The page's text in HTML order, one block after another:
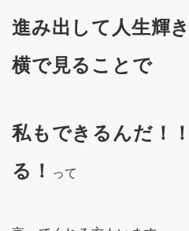
進み出して人生輝
横で見ることで
私もできるんだ！
る！
って